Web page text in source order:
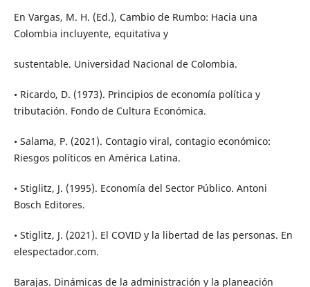
En Vargas, M. H. (Ed.), Cambio de Rumbo: Hacia una
Colombia incluyente, equitativa y
sustentable. Universidad Nacional de Colombia.
• Ricardo, D. (1973). Principios de economía política y
tributación. Fondo de Cultura Económica.
• Salama, P. (2021). Contagio viral, contagio económico:
Riesgos políticos en América Latina.
• Stiglitz, J. (1995). Economía del Sector Público. Antoni
Bosch Editores.
• Stiglitz, J. (2021). El COVID y la libertad de las personas. En
elespectador.com.
Barajas. Dinámicas de la administración y la planeación